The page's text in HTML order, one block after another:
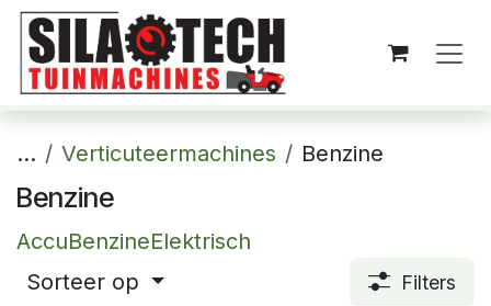
Overslaan naar inhoud
... Verticuteermachines Benzine
Benzine
AccuBenzineElektrisch
Sorteer op
Filters